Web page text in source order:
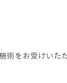
術をお受けいた